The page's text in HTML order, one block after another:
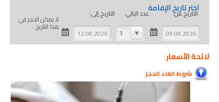
اختر تاريخ الإقامة
التاريخ من:
عدد اليالي:
3
التاريخ إلى:
لا يمكن الحجز في
هذا التاريخ
لائحة الأسعار
شروط الغاء الحجز